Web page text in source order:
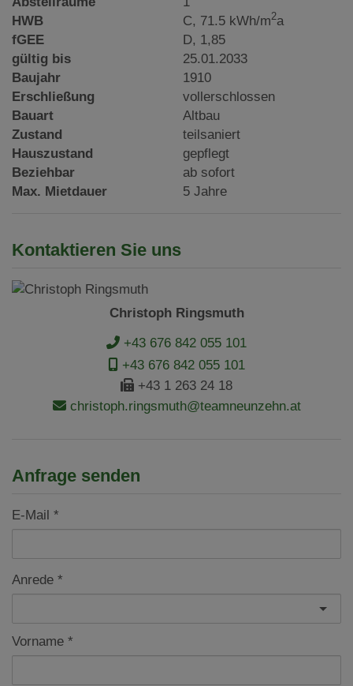
HWB
C, 71.5 kWh/m2a
fGEE
D, 1,85
gültig bis
25.01.2033
Baujahr
1910
Erschließung
vollerschlossen
Bauart
Altbau
Zustand
teilsaniert
Hauszustand
gepflegt
Beziehbar
ab sofort
Max. Mietdauer
5 Jahre
Kontaktieren Sie uns
Christoph Ringsmuth
+43 676 842 055 101
+43 676 842 055 101
+43 1 263 24 18
christoph.ringsmuth@teamneunzehn.at
Anfrage senden
E-Mail
Anrede
Vorname